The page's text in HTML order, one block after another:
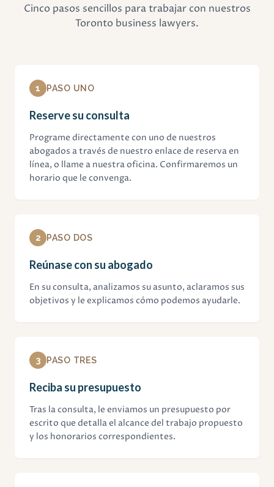
Cinco pasos sencillos para trabajar con nuestros
Toronto business lawyers.
1 PASO UNO
Reserve su consulta
Programe directamente con uno de nuestros
abogados a través de nuestro enlace de reserva en
línea, o llame a nuestra oficina. Confirmaremos un
horario que le convenga.
2 PASO DOS
Reúnase con su abogado
En su consulta, analizamos su asunto, aclaramos sus
objetivos y le explicamos cómo podemos ayudarle.
3 PASO TRES
Reciba su presupuesto
Tras la consulta, le enviamos un presupuesto por
escrito que detalla el alcance del trabajo propuesto
y los honorarios correspondientes.